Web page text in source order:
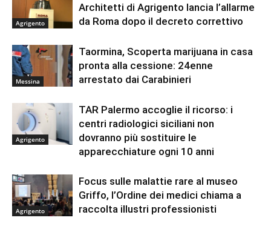
Agrigento
Architetti di Agrigento lancia l’allarme
da Roma dopo il decreto correttivo
Messina
Taormina, Scoperta marijuana in casa
pronta alla cessione: 24enne
arrestato dai Carabinieri
Agrigento
TAR Palermo accoglie il ricorso: i
centri radiologici siciliani non
dovranno più sostituire le
apparecchiature ogni 10 anni
Agrigento
Focus sulle malattie rare al museo
Griffo, l’Ordine dei medici chiama a
raccolta illustri professionisti